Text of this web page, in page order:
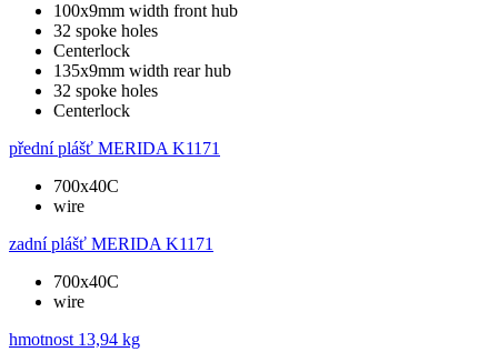
100x9mm width front hub
32 spoke holes
Centerlock
135x9mm width rear hub
32 spoke holes
Centerlock
přední plášť MERIDA K1171
700x40C
wire
zadní plášť MERIDA K1171
700x40C
wire
hmotnost 13,94 kg